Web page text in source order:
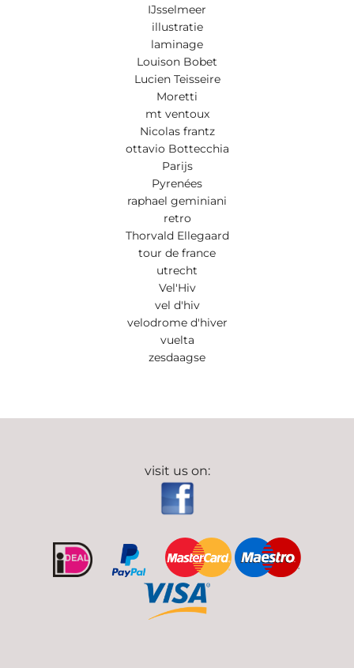
IJsselmeer
illustratie
laminage
Louison Bobet
Lucien Teisseire
Moretti
mt ventoux
Nicolas frantz
ottavio Bottecchia
Parijs
Pyrenées
raphael geminiani
retro
Thorvald Ellegaard
tour de france
utrecht
Vel'Hiv
vel d'hiv
velodrome d'hiver
vuelta
zesdaagse
visit us on: